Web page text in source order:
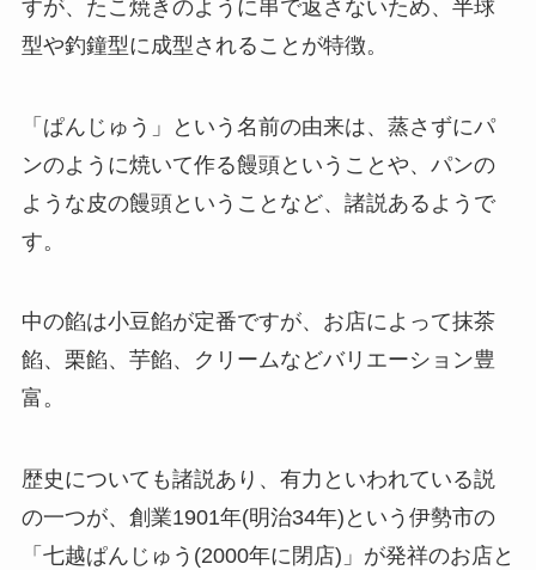
すが、たこ焼きのように串で返さないため、半球
型や釣鐘型に成型されることが特徴。
「ぱんじゅう」という名前の由来は、蒸さずにパ
ンのように焼いて作る饅頭ということや、パンの
ような皮の饅頭ということなど、諸説あるようで
す。
中の餡は小豆餡が定番ですが、お店によって抹茶
餡、栗餡、芋餡、クリームなどバリエーション豊
富。
歴史についても諸説あり、有力といわれている説
の一つが、創業1901年(明治34年)という伊勢市の
「七越ぱんじゅう(2000年に閉店)」が発祥のお店と